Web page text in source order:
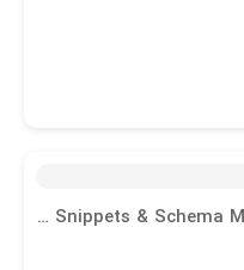
افزونه سئو حرفه‌ای وردپرس | Rich Snippets & Schema Markup